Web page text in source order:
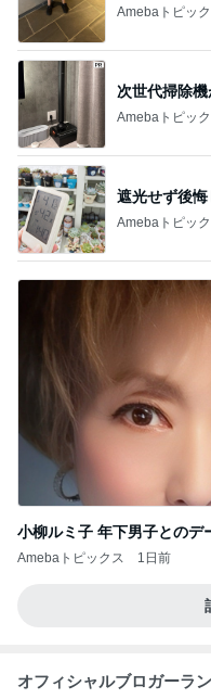
Amebaトピッ
次世代掃除機
Amebaトピッ
遮光せず後
Amebaトピッ
小柳ルミ子 年下男子とのデ
Amebaトピックス 1日前
オフィシャルブロガーラ